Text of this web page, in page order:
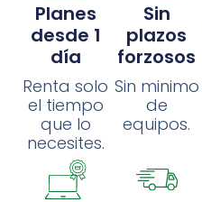
Planes
desde 1
día
Renta solo
el tiempo
que lo
necesites.
Sin
plazos
forzosos
Sin minimo
de
equipos.